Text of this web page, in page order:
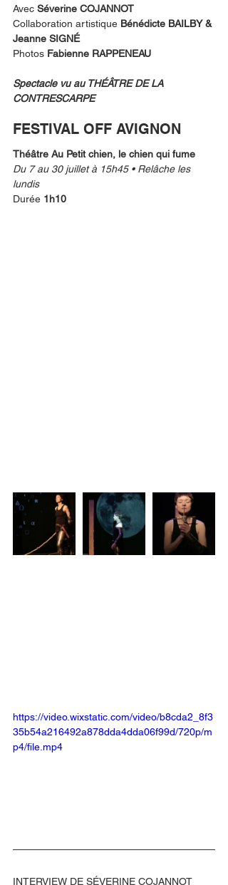
Avec Séverine COJANNOT
Collaboration artistique Bénédicte BAILBY &
Jeanne SIGNÉ
Photos Fabienne RAPPENEAU
Spectacle vu au THÉÂTRE DE LA
CONTRESCARPE
FESTIVAL OFF AVIGNON
Théâtre Au Petit chien, le chien qui fume
Du 7 au 30 juillet à 15h45 • Relâche les
lundis
Durée 1h10
https://video.wixstatic.com/video/b8cda2_8f3
35b54a216492a878dda4dda06f99d/720p/m
p4/file.mp4
INTERVIEW DE SÉVERINE COJANNOT